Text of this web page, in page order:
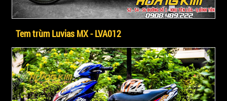
Tem trùm Luvias MX - LVA012